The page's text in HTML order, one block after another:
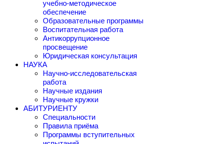
учебно-методическое
обеспечение
Образовательные программы
Воспитательная работа
Антикоррупционное
просвещение
Юридическая консультация
НАУКА
Научно-исследовательская
работа
Научные издания
Научные кружки
АБИТУРИЕНТУ
Специальности
Правила приёма
Программы вступительных